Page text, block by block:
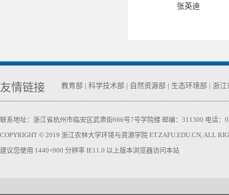
张英迪
友情链接 教育部 科学技术部 自然资源部 生态环境部 浙江
联系地址：浙江省杭州市临安区武肃街666号7号学院楼 邮编：311300 电话：
COPYRIGHT © 2019 浙江农林大学环境与资源学院 ET.ZAFU.EDU.CN, ALL
建议您使用 1440×900 分辨率 IE11.0 以上版本浏览器访问本站